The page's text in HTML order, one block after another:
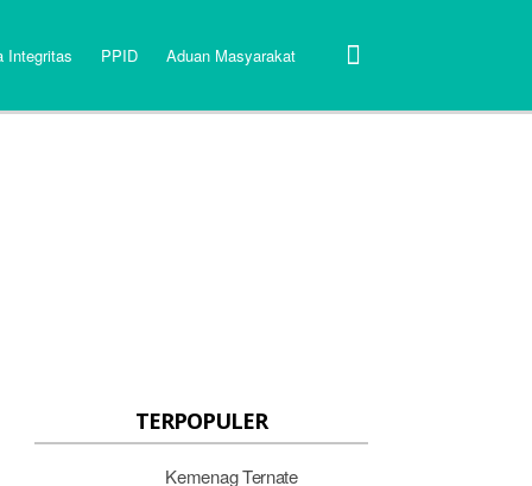
Integritas PPID Aduan Masyarakat
TERPOPULER
Kemenag Ternate